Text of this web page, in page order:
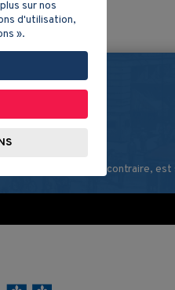
ce site, sauf mention contraire,
sur nos
d'utilisation,
».